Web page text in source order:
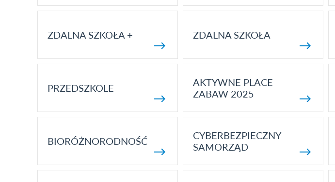
ZDALNA SZKOŁA + ZDALNA SZKOŁA
PRZEDSZKOLE
AKTYWNE PLACE
ZABAW 2025
BIORÓŻNORODNOŚĆ
CYBERBEZPIECZNY
SAMORZĄD